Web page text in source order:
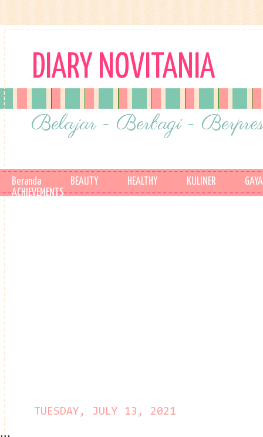
DIARY NOVITANIA
Belajar - Berbagi -
Beranda BEAUTY HEALTHY KULINER
ACHIEVEMENTS
TUESDAY, JULY 13, 2021
...